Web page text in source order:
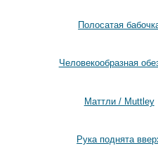
Полосатая
Человекообразная
Маттли / Muttley
Рука поднята